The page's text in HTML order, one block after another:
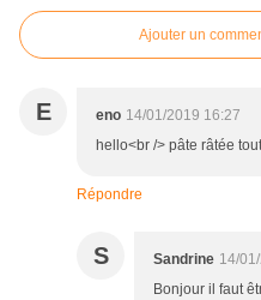
Ajouter un
E eno 14/01/2019 16:27
hello<br /> pâte râtée
Répondre
S Sandrine 14/
Bonjour il faut